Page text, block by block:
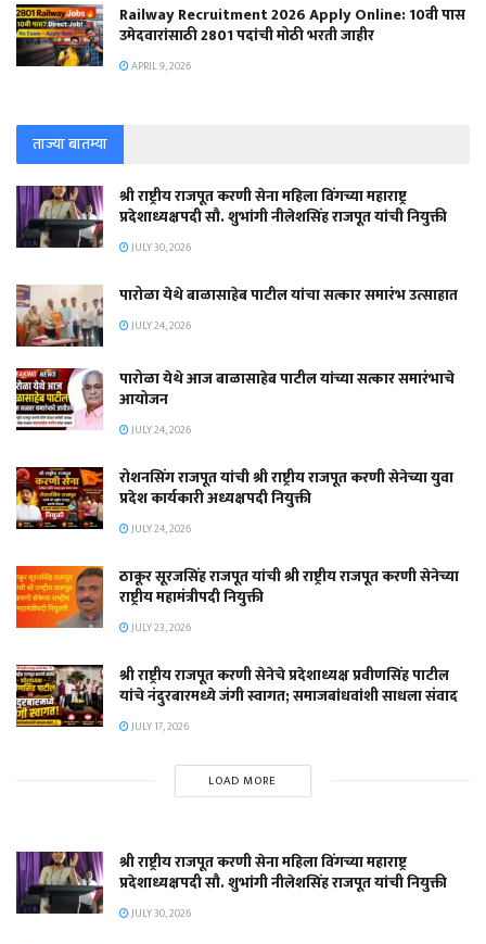
Railway Recruitment 2026 Apply Online: 10वी पास
उमेदवारांसाठी 2801 पदांची मोठी भरती जाहीर
APRIL 9, 2026
ताज्या बातम्या
श्री राष्ट्रीय राजपूत करणी सेना महिला विंगच्या महाराष्ट्र
प्रदेशाध्यक्षपदी सौ. शुभांगी नीलेशसिंह राजपूत यांची नियुक्ती
JULY 30, 2026
पारोळा येथे बाळासाहेब पाटील यांचा सत्कार समारंभ उत्साहात
JULY 24, 2026
पारोळा येथे आज बाळासाहेब पाटील यांच्या सत्कार समारंभाचे
आयोजन
JULY 24, 2026
रोशनसिंग राजपूत यांची श्री राष्ट्रीय राजपूत करणी सेनेच्या युवा
प्रदेश कार्यकारी अध्यक्षपदी नियुक्ती
JULY 24, 2026
ठाकूर सूरजसिंह राजपूत यांची श्री राष्ट्रीय राजपूत करणी सेनेच्या
राष्ट्रीय महामंत्रीपदी नियुक्ती
JULY 23, 2026
श्री राष्ट्रीय राजपूत करणी सेनेचे प्रदेशाध्यक्ष प्रवीणसिंह पाटील
यांचे नंदुरबारमध्ये जंगी स्वागत; समाजबांधवांशी साधला संवाद
JULY 17, 2026
LOAD MORE
श्री राष्ट्रीय राजपूत करणी सेना महिला विंगच्या महाराष्ट्र
प्रदेशाध्यक्षपदी सौ. शुभांगी नीलेशसिंह राजपूत यांची नियुक्ती
JULY 30, 2026